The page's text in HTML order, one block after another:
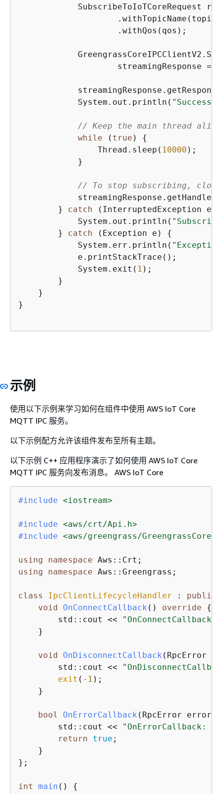
SubscribeToIoTCoreRequest
                    .withTopicName(topic)
                    .withQos(qos);
streamingResponse =
            System.out.println(
// Keep the main thread
while ( true ) {
                Thread.sleep(
10000 );
            }
// To stop subscribing,
        }
catch (InterruptedException e)
            System.out.println(
        }
catch (Exception e) {
            System.err.println(
            e.printStackTrace();
            System.exit(
1 );
        }
    }
}
示例
使用以下示例来学习如何在组件中使用 AWS IoT Core
MQTT IPC 服务。
以下示例配方允许该组件发布至所有主题。
以下示例 C++ 应用程序演示了如何使用 AWS IoT Core
MQTT IPC 服务向发布消息。 AWS IoT Core
#include <iostream>
#include <aws/crt/Api.h>
#include <aws/greengrass/
using namespace
using
namespace Aws::Greengrass;
class IpcClientLifecycleHandler : public
void
OnConnectCallback () override
{
        std::cout <<
"OnConnectCallback"
    }
void OnDisconnectCallback (RpcError
        std::cout <<
exit ( -1 );
    }
bool OnErrorCallback (RpcError error)
        std::cout <<
"OnErrorCallback: "
return
true ;
    }
};
int main ()
{